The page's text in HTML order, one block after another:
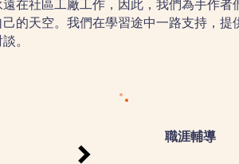
在社區工廠工作，因此，我們為手作
的天空。我們在學習途中一路支持，
。
職涯輔導